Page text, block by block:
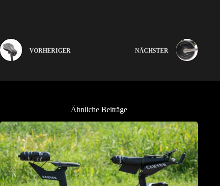
VORHERIGER NÄCHSTER
Ähnliche Beiträge